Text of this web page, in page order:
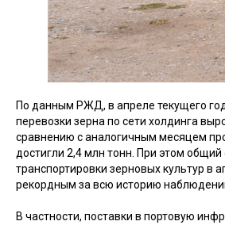
По данным РЖД, в апреле текущего
перевозки зерна по сети холдинга
сравнению с аналогичным месяцем
достигли 2,4 млн тонн. При этом
транспортировки зерновых культур в
рекордным за всю историю
В частности, поставки в портовую